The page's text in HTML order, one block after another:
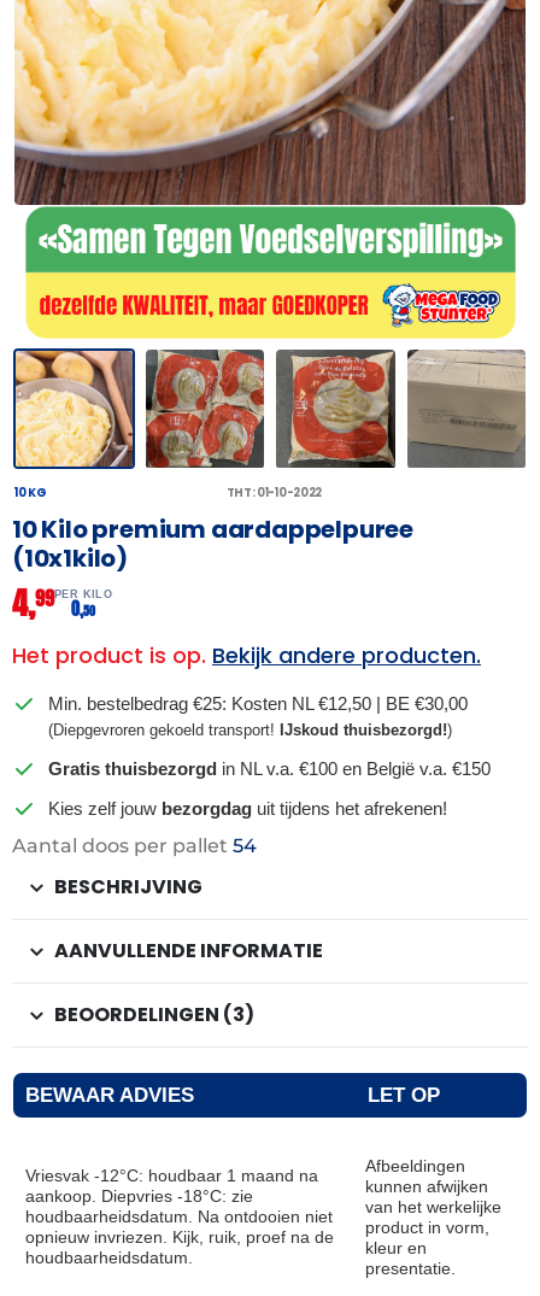
10 KG THT: 01-10-2022
10 Kilo premium aardappelpuree
(10x1kilo)
4,99PER KILO
0,50
Het product is op. Bekijk andere producten.
Min. bestelbedrag €25: Kosten NL €12,50 | BE €30,00
(Diepgevroren gekoeld transport! IJskoud thuisbezorgd!)
Gratis thuisbezorgd in NL v.a. €100 en België v.a. €150
Kies zelf jouw bezorgdag uit tijdens het afrekenen!
Aantal doos per pallet 54
BESCHRIJVING
AANVULLENDE INFORMATIE
BEOORDELINGEN (3)
BEWAAR ADVIES LET OP
Vriesvak -12°C: houdbaar 1 maand na
aankoop. Diepvries -18°C: zie
houdbaarheidsdatum. Na ontdooien niet
opnieuw invriezen. Kijk, ruik, proef na de
houdbaarheidsdatum.
Afbeeldingen
kunnen afwijken
van het werkelijke
product in vorm,
kleur en
presentatie.